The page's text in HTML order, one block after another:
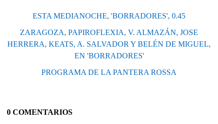
ESTA MEDIANOCHE, 'BORRADORES', 0.45
ZARAGOZA, PAPIROFLEXIA, V. ALMAZÁN, JOSE
HERRERA, KEATS, A. SALVADOR Y BELÉN DE MIGUEL,
EN 'BORRADORES'
PROGRAMA DE LA PANTERA ROSSA
0 COMENTARIOS